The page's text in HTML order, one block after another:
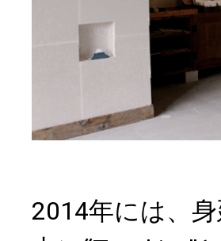
2014年には、